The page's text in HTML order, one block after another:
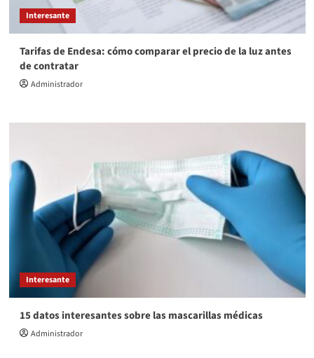
Interesante
Tarifas de Endesa: cómo comparar el precio de la luz antes
de contratar
Administrador
Interesante
15 datos interesantes sobre las mascarillas médicas
Administrador